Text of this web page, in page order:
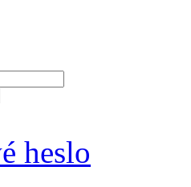
heslo